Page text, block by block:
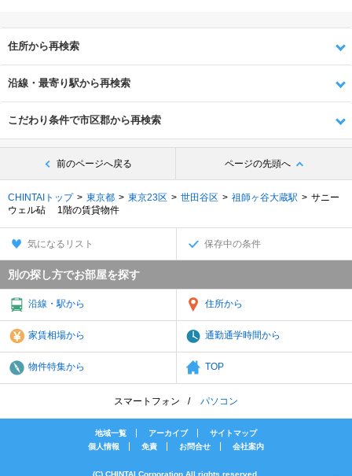
住所から再検索
沿線・最寄り駅から再検索
こだわり条件で市区郡から再検索
前のページへ戻る ページの先頭へ
CHINTAIトップ 東京都 東京23区 世田谷区 祖師ヶ谷大蔵駅
サニー
ウェル砧 1階の賃貸物件
気になるリスト 保存中の条件
別の探し方でお部屋を探す
沿線・駅から 住所から
家賃相場から 通勤通学時間から
物件特集から TOP
スマートフォン パソコン
地域一覧 アーカイブ
サイトマップ
個人情報
免責 お問合せ 会社案内
(C) CHINTAI Corporation All rights reserved.